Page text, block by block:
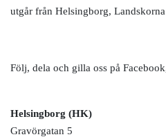
utgår från Helsingborg,
Följ, dela och gilla oss på
Helsingborg (HK)
Gravörgatan 5